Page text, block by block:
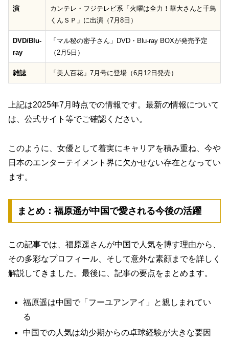
演
カンテレ・フジテレビ系「火曜は全力！華大さんと千鳥
くんＳＰ」に出演（7月8日）
DVD/Blu-
ray
「マル秘の密子さん」DVD・Blu-ray BOXが発売予定
（2月5日）
雑誌 「美人百花」7月号に登場（6月12日発売）
上記は2025年7月時点での情報です。最新の情報について
は、公式サイト等でご確認ください。
このように、女優として着実にキャリアを積み重ね、今や
日本のエンターテイメント界に欠かせない存在となってい
ます。
まとめ：福原遥が中国で愛される今後の活躍
この記事では、福原遥さんが中国で人気を博す理由から、
その多彩なプロフィール、そして意外な素顔までを詳しく
解説してきました。最後に、記事の要点をまとめます。
福原遥は中国で「フーユアンアイ」と親しまれてい
る
中国での人気は幼少期からの卓球経験が大きな要因